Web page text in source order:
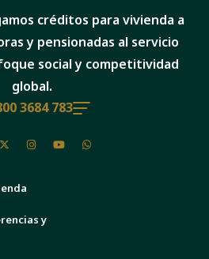
créditos para vivienda a
y pensionadas al servicio
social y competitividad
global.
3684 783
y